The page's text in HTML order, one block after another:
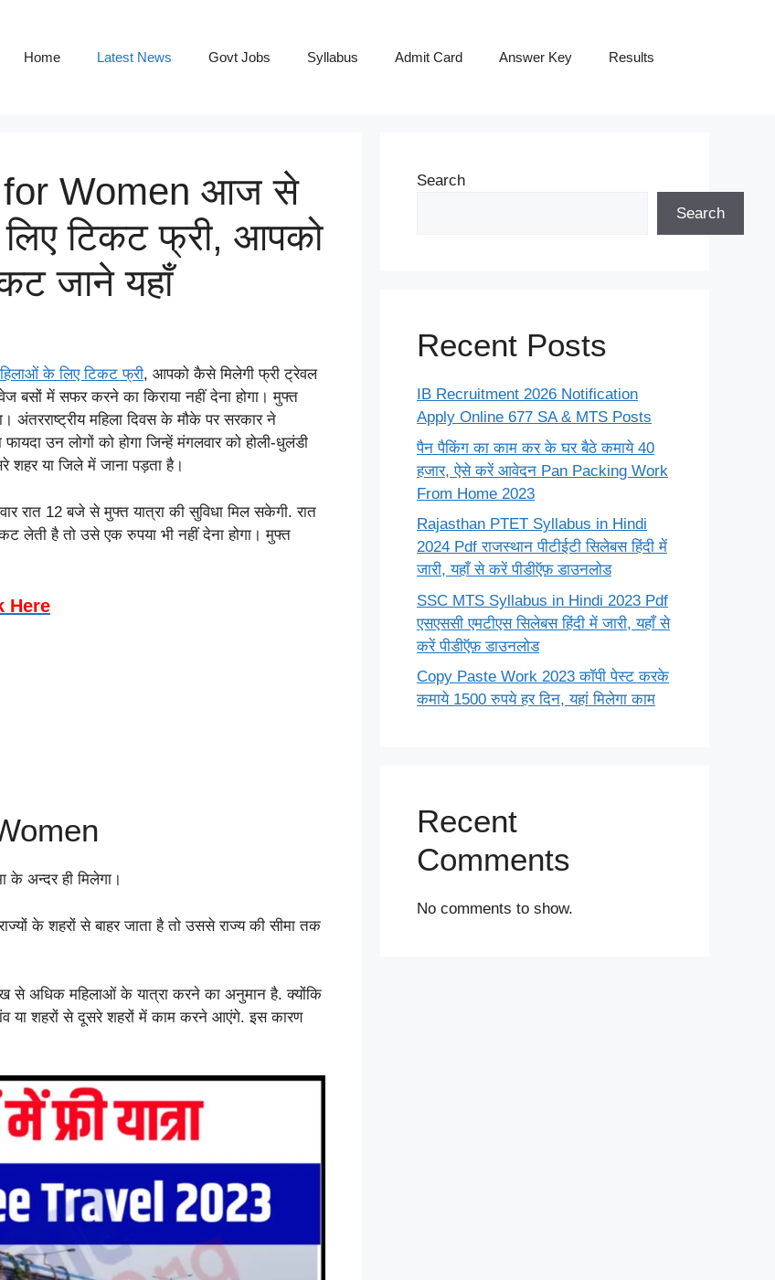
Home Latest News Govt Jobs Syllabus Admit Card Answer Key Results
for Women आज से
टिकट फ्री, आपको
जाने यहाँ
के लिए टिकट फ्री, आपको कैसे मिलेगी फ्री ट्रेवल
बसों में सफर करने का किराया नहीं देना होगा। मुफ्त
अंतरराष्ट्रीय महिला दिवस के मौके पर सरकार ने
उन लोगों को होगा जिन्हें मंगलवार को होली-धुलंडी
शहर या जिले में जाना पड़ता है।
रात 12 बजे से मुफ्त यात्रा की सुविधा मिल सकेगी. रात
लेती है तो उसे एक रुपया भी नहीं देना होगा। मुफ्त
Here
के अन्दर ही मिलेगा।
के शहरों से बाहर जाता है तो उससे राज्य की सीमा तक
से अधिक महिलाओं के यात्रा करने का अनुमान है. क्योंकि
या शहरों से दूसरे शहरों में काम करने आएंगे. इस कारण
Search
Search
Recent Posts
IB Recruitment 2026 Notification
Apply Online 677 SA & MTS Posts
पैन पैकिंग का काम कर के घर बैठे कमाये 40
हजार, ऐसे करें आवेदन Pan Packing Work
From Home 2023
Rajasthan PTET Syllabus in Hindi
2024 Pdf राजस्थान पीटीईटी सिलेबस हिंदी में
जारी, यहाँ से करें पीडीऍफ़ डाउनलोड
SSC MTS Syllabus in Hindi 2023 Pdf
एसएससी एमटीएस सिलेबस हिंदी में जारी, यहाँ से
करें पीडीऍफ़ डाउनलोड
Copy Paste Work 2023 कॉपी पेस्ट करके
कमाये 1500 रुपये हर दिन, यहां मिलेगा काम
Recent
Comments
No comments to show.